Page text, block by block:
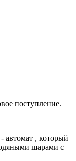
поступление.
автомат , который
шарами с